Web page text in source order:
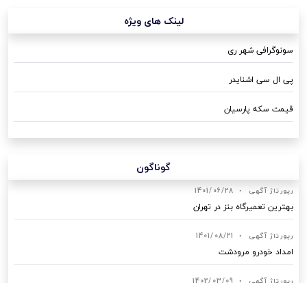
لینک های ویژه
سونوگرافی شهر ری
پی ال سی اشنایدر
قیمت سکه پارسیان
گوناگون
رپورتاژ آگهی •
1401/06/28
بهترین تعمیرگاه بنز در تهران
رپورتاژ آگهی •
1401/08/21
امداد خودرو مرودشت